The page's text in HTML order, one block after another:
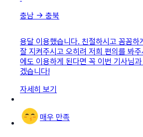
충남 → 충북
용달 이용했습니다. 친절하시고 꼼꼼하
잘 지켜주시고 오히려 저희 편의를 봐
에도 이용하게 된다면 꼭 이번 기사님
겠습니다!
자세히 보기
매우 만족